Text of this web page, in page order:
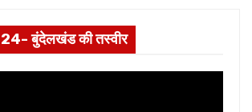
बुंदेलखंड की तस्वीर